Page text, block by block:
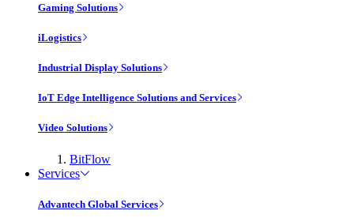
Gaming Solutions
iLogistics
Industrial Display Solutions
IoT Edge Intelligence Solutions and Services
Video Solutions
BitFlow
Services
Advantech Global Services